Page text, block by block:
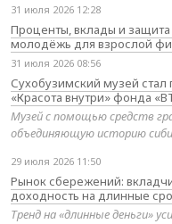
31 июля 2026 12:28
Проценты, вклады и
молодёжь для взрослой
31 июля 2026 08:56
Сухобузимский музей
«Красота внутри» фонда
Музей с помощью средств
объединяющую историю
29 июля 2026 11:50
Рынок сбережений:
доходность на длинные
Тренд на «длинные деньги»